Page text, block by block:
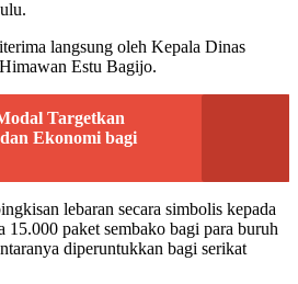
langsung oleh Kepala Dinas
Estu Bagijo.
Targetkan
Ekonomi bagi
lebaran secara simbolis kepada
15.000 paket sembako bagi para buruh
diperuntukkan bagi serikat